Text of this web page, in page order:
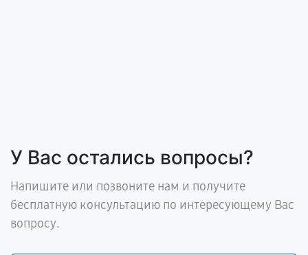
У Вас остались вопросы?
Напишите или позвоните нам и получите
бесплатную консультацию по интересующему Вас
вопросу.